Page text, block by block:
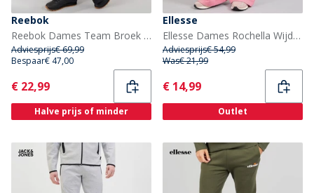
Reebok
Reebok Dames Team Broek Zwart
Adviesprijs€ 69,99
Bespaar€ 47,00
Current
€ 22,99
Halve prijs of minder
Ellesse
Ellesse Dames Rochella Wijde Pijp Sweatbroek Bright Pink
Adviesprijs€ 54,99
Was€ 21,99
Current
€ 14,99
Outlet